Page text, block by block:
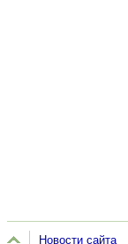
Новости сайта